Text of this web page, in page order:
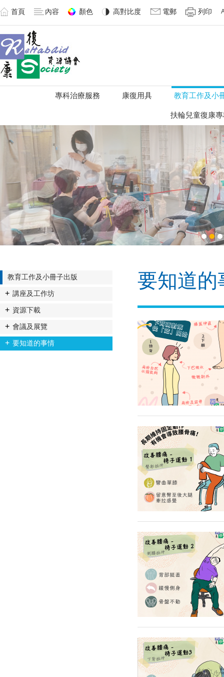
首頁 內容 顏色 高對比度 電郵 列印
專科治療服務 康復用具 教育工作及小
扶輪兒童復康
1 2 3
教育工作及小冊子出版
講座及工作坊
資源下載
會議及展覽
要知道的事情
要知道的